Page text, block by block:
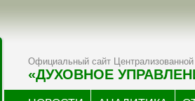
Официальный сайт Централизованной
«ДУХОВНОЕ